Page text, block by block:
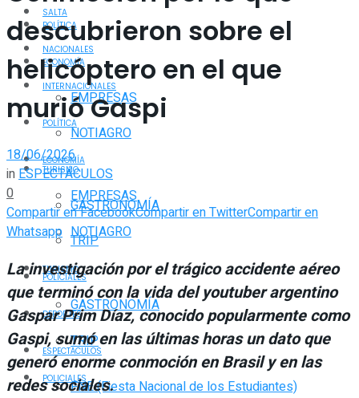
POLÍTICA
ECONOMÍA
EMPRESAS
NOTIAGRO
TURISMO
GASTRONOMÍA
TRIP
POLICIALES
DEPORTES
ESPECTÁCULOS
FNE (Fiesta Nacional de los Estudiantes)
SALTA
NACIONALES
INTERNACIONALES
POLÍTICA
ECONOMÍA
EMPRESAS
NOTIAGRO
TURISMO
GASTRONOMÍA
TRIP
POLICIALES
descubrieron sobre el
helicóptero en el que
murió Gaspi
18/06/2026
inESPECTÁCULOS
0
Compartir en FacebookCompartir en TwitterCompartir en
Whatsapp
La investigación por el trágico accidente aéreo
que terminó con la vida del youtuber argentino
Gaspar Prim Díaz, conocido popularmente como
Gaspi, sumó en las últimas horas un dato que
generó enorme conmoción en Brasil y en las
redes sociales.